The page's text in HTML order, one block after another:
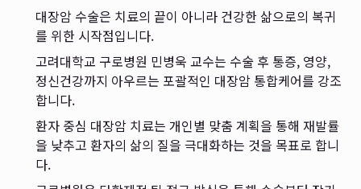
대장암 수술은 치료의 끝이 아니라 건강한 삶으로의 복귀
를 위한 시작점입니다.
고려대학교 구로병원 민병욱 교수는 수술 후 통증, 영양,
정신건강까지 아우르는 포괄적인 대장암 통합케어를 강조
합니다.
환자 중심 대장암 치료는 개인별 맞춤 계획을 통해 재발률
을 낮추고 환자의 삶의 질을 극대화하는 것을 목표로 합니
다.